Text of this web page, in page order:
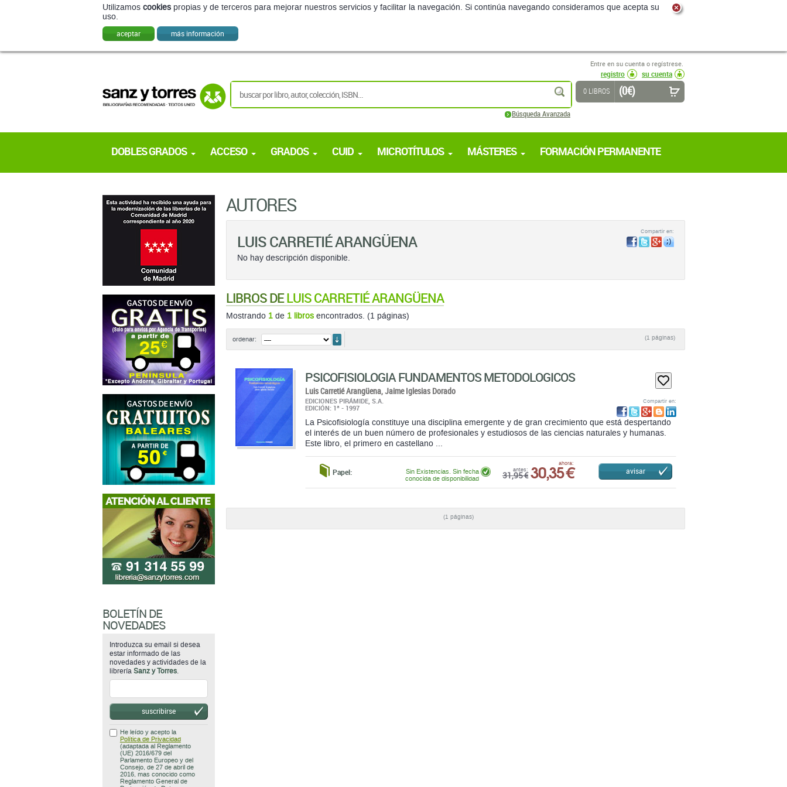
Utilizamos cookies propias y de terceros para mejorar nuestros servicios y facilitar la navegación. Si continúa navegando consideramos que acepta su
uso.
aceptar más información
Entre en su cuenta o regístrese.
registro
su cuenta
buscar
Búsqueda Avanzada
0 LIBROS (0 €)
DOBLES GRADOS ACCESO GRADOS CUID MICROTÍTULOS MÁSTERES FORMACIÓN PERMANENTE
AUTORES
LUIS CARRETIÉ ARANGÜENA
Compartir en:
No hay descripción disponible.
LIBROS DELUIS CARRETIÉ ARANGÜENA
Mostrando 1de 1 librosencontrados. (1 páginas)
ordenar: ordenar (1 páginas)
PSICOFISIOLOGIA FUNDAMENTOS METODOLOGICOS
Luis Carretié Arangüena,Jaime Iglesias Dorado
EDICIONES PIRÁMIDE, S.A.
EDICIÓN: 1ª - 1997
Compartir en:
La Psicofisiología constituye una disciplina emergente y de gran crecimiento que está despertando
el interés de un buen número de profesionales y estudiosos de las ciencias naturales y humanas.
Este libro, el primero en castellano ...
Papel: antes:
31,95 €
ahora:
30,35 €
Sin Existencias. Sin fecha
conocida de disponibilidad
avisar
(1 páginas)
BOLETÍN DE
NOVEDADES
Introduzca su email si desea
estar informado de las
novedades y actividades de la
librería Sanz y Torres.
suscribirse
He leído y acepto la
Política de Privacidad
(adaptada al Reglamento
(UE) 2016/679 del
Parlamento Europeo y del
Consejo, de 27 de abril de
2016, mas conocido como
Reglamento General de